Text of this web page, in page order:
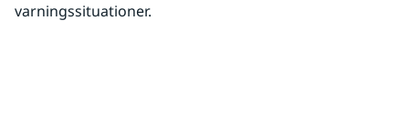
varningssituationer.